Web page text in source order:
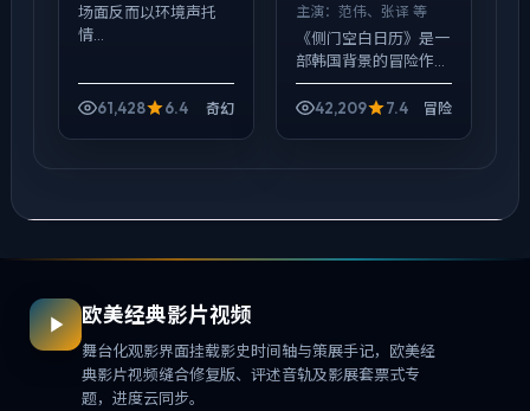
场面反而以环境声托
情...
61,428 6.4 奇幻
主演：范伟、张译 等
《侧门空白日历》是一
部韩国背景的冒险作
品，2020年公映，由
宫崎骏执导，范伟、张
42,209 7.4 冒险
欧美经典影片视频
舞台化观影界面挂载影史时间轴与策展手记，欧美经
典影片视频缝合修复版、评述音轨及影展套票式专
题，进度云同步。